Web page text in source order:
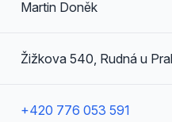
Martin Doněk
Žižkova 540, Rudná u
+420 776 053 591